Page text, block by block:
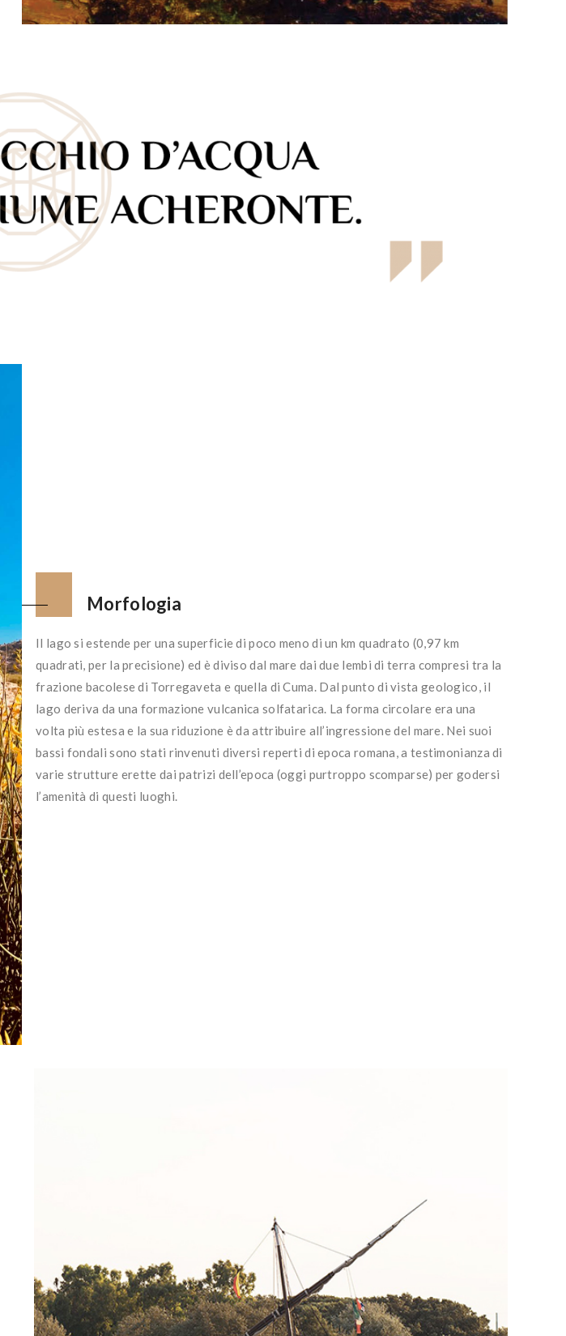
Morfologia
Il lago si estende per una superficie di poco meno di un km quadrato (0,97 km
quadrati, per la precisione) ed è diviso dal mare dai due lembi di terra compresi tra la
frazione bacolese di Torregaveta e quella di Cuma. Dal punto di vista geologico, il
lago deriva da una formazione vulcanica solfatarica. La forma circolare era una
volta più estesa e la sua riduzione è da attribuire all’ingressione del mare. Nei suoi
bassi fondali sono stati rinvenuti diversi reperti di epoca romana, a testimonianza di
varie strutture erette dai patrizi dell’epoca (oggi purtroppo scomparse) per godersi
l’amenità di questi luoghi.